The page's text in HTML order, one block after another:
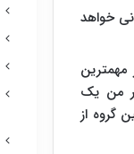
خواهد
باشد از مهمترین
من یک
گروه از